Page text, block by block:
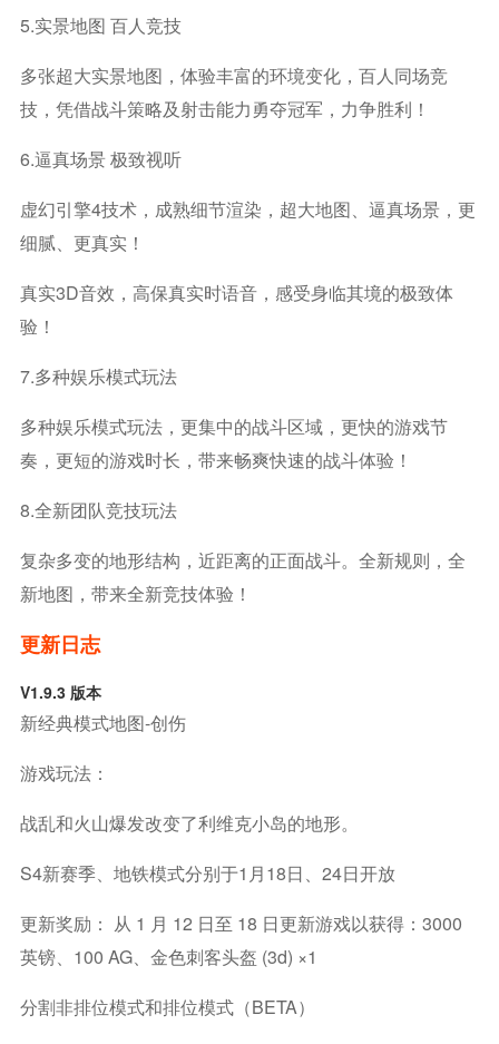
5.实景地图 百人竞技
多张超大实景地图，体验丰富的环境变化，百人同场竞
技，凭借战斗策略及射击能力勇夺冠军，力争胜利！
6.逼真场景 极致视听
虚幻引擎4技术，成熟细节渲染，超大地图、逼真场景，更
细腻、更真实！
真实3D音效，高保真实时语音，感受身临其境的极致体
验！
7.多种娱乐模式玩法
多种娱乐模式玩法，更集中的战斗区域，更快的游戏节
奏，更短的游戏时长，带来畅爽快速的战斗体验！
8.全新团队竞技玩法
复杂多变的地形结构，近距离的正面战斗。全新规则，全
新地图，带来全新竞技体验！
更新日志
V1.9.3 版本
新经典模式地图-创伤
游戏玩法：
战乱和火山爆发改变了利维克小岛的地形。
S4新赛季、地铁模式分别于1月18日、24日开放
更新奖励： 从 1 月 12 日至 18 日更新游戏以获得：3000
英镑、100 AG、金色刺客头盔 (3d) ×1
分割非排位模式和排位模式（BETA）